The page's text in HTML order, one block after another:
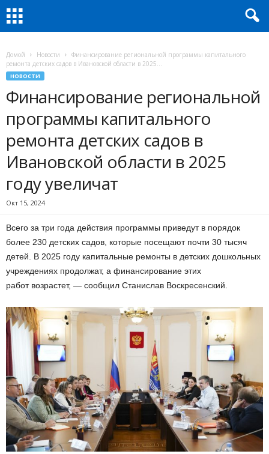
Домой Новости
Финансирование региональной программы капитального
ремонта детских садов в Ивановской области в 2025...
НОВОСТИ
Финансирование региональной
программы капитального
ремонта детских садов в
Ивановской области в 2025
году увеличат
Окт 15, 2024
Всего за три года действия программы приведут в порядок
более 230 детских садов, которые посещают почти 30 тысяч
детей. В 2025 году капитальные ремонты в детских дошкольных
учреждениях продолжат, а финансирование этих
работ возрастет, — сообщил Станислав Воскресенский.